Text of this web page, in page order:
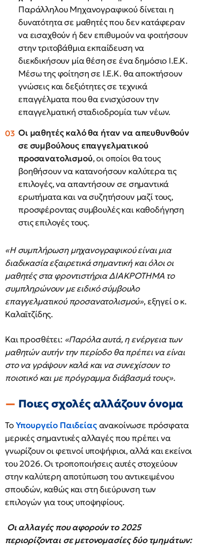
Παράλληλου Μηχανογραφικού δίνεται η
δυνατότητα σε μαθητές που δεν κατάφεραν
να εισαχθούν ή δεν επιθυμούν να φοιτήσουν
στην τριτοβάθμια εκπαίδευση να
διεκδικήσουν μία θέση σε ένα δημόσιο Ι.Ε.Κ.
Μέσω της φοίτηση σε Ι.Ε.Κ. θα αποκτήσουν
γνώσεις και δεξιότητες σε τεχνικά
επαγγέλματα που θα ενισχύσουν την
επαγγελματική σταδιοδρομία των νέων.
Οι μαθητές καλό θα ήταν να απευθυνθούν
σε συμβούλους επαγγελματικού
προσανατολισμού, οι οποίοι θα τους
βοηθήσουν να κατανοήσουν καλύτερα τις
επιλογές, να απαντήσουν σε σημαντικά
ερωτήματα και να συζητήσουν μαζί τους,
προσφέροντας συμβουλές και καθοδήγηση
στις επιλογές τους.
«Η συμπλήρωση μηχανογραφικού είναι μια
διαδικασία εξαιρετικά σημαντική και όλοι οι
μαθητές στα φροντιστήρια ΔΙΑΚΡΟΤΗΜΑ το
συμπληρώνουν με ειδικό σύμβουλο
επαγγελματικού προσανατολισμού», εξηγεί ο κ.
Καλαϊτζίδης.
Και προσθέτει: «Παρόλα αυτά, η ενέργεια των
μαθητών αυτήν την περίοδο θα πρέπει να είναι
στο να γράψουν καλά και να συνεχίσουν το
ποιοτικό και με πρόγραμμα διάβασμά τους».
Ποιες σχολές αλλάζουν όνομα
ΤοΥπουργείο Παιδείαςανακοίνωσε πρόσφατα
μερικές σημαντικές αλλαγές που πρέπει να
γνωρίζουν οι φετινοί υποψήφιοι, αλλά και εκείνοι
του 2026. Οι τροποποιήσεις αυτές στοχεύουν
στην καλύτερη αποτύπωση του αντικειμένου
σπουδών, καθώς και στη διεύρυνση των
επιλογών για τους υποψηφίους.
Οι αλλαγές που αφορούν το 2025
περιορίζονται σε μετονομασίες δύο τμημάτων: